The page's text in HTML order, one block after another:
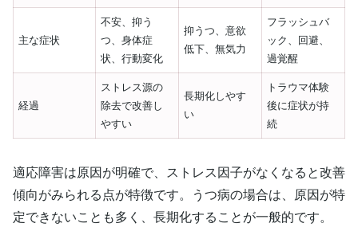
主な症状
不安、抑う
つ、身体症
状、行動変化
抑うつ、意欲
低下、無気力
フラッシュバ
ック、回避、
過覚醒
経過
ストレス源の
除去で改善し
やすい
長期化しやす
い
トラウマ体験
後に症状が持
続
適応障害は原因が明確で、ストレス因子がなくなると改善
傾向がみられる点が特徴です。うつ病の場合は、原因が特
定できないことも多く、長期化することが一般的です。